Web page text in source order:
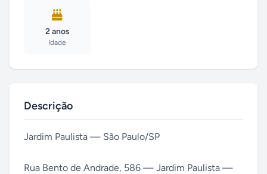
2 anos
Idade
Descrição
Jardim Paulista — São Paulo/SP
Rua Bento de Andrade, 586 — Jardim Paulista —